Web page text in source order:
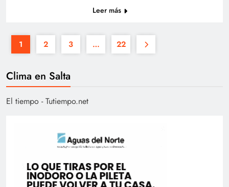
Leer más
1 2 3 … 22
Clima en Salta
El tiempo - Tutiempo.net